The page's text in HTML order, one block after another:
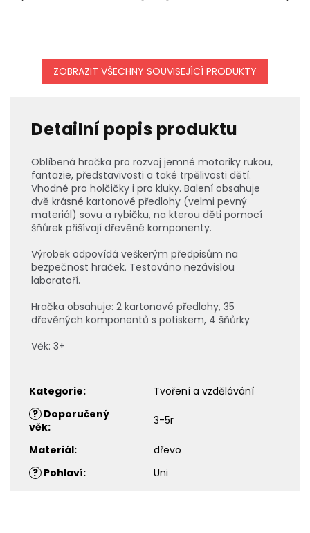
ZOBRAZIT VŠECHNY SOUVISEJÍCÍ PRODUKTY
Detailní popis produktu
Oblíbená hračka pro rozvoj jemné motoriky rukou,
fantazie, představivosti a také trpělivosti dětí.
Vhodné pro holčičky i pro kluky. Balení obsahuje
dvě krásné kartonové předlohy (velmi pevný
materiál) sovu a rybičku, na kterou děti pomocí
šňůrek přišívají dřevěné komponenty.
Výrobek odpovídá veškerým předpisům na
bezpečnost hraček. Testováno nezávislou
laboratoří.
Hračka obsahuje: 2 kartonové předlohy, 35
dřevěných komponentů s potiskem, 4 šňůrky
Věk: 3+
Kategorie:
Tvoření a vzdělávání
? Doporučený
věk: 3-5r
Materiál:
dřevo
? Pohlaví: Uni